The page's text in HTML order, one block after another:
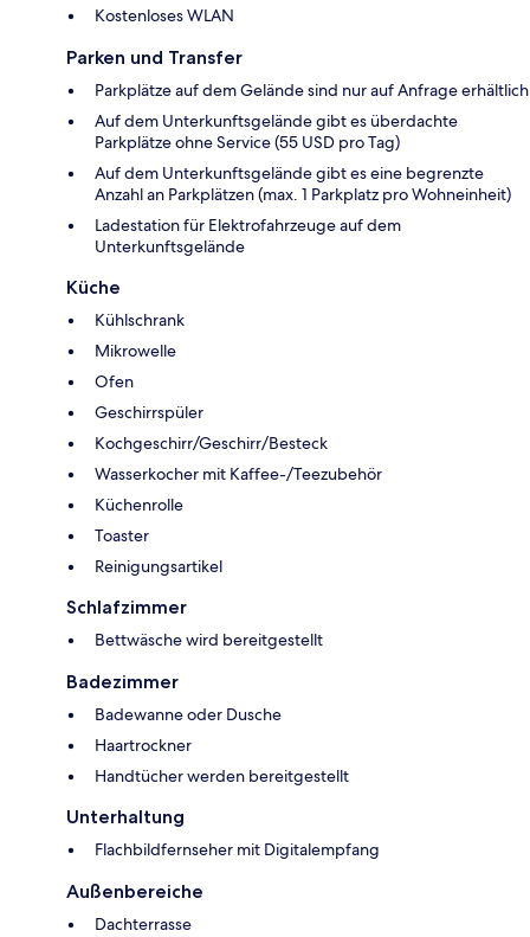
Kostenloses WLAN
Parken und Transfer
Parkplätze auf dem Gelände sind nur auf Anfrage erhältlich
Auf dem Unterkunftsgelände gibt es überdachte
Parkplätze ohne Service (55 USD pro Tag)
Auf dem Unterkunftsgelände gibt es eine begrenzte
Anzahl an Parkplätzen (max. 1 Parkplatz pro Wohneinheit)
Ladestation für Elektrofahrzeuge auf dem
Unterkunftsgelände
Küche
Kühlschrank
Mikrowelle
Ofen
Geschirrspüler
Kochgeschirr/Geschirr/Besteck
Wasserkocher mit Kaffee-/Teezubehör
Küchenrolle
Toaster
Reinigungsartikel
Schlafzimmer
Bettwäsche wird bereitgestellt
Badezimmer
Badewanne oder Dusche
Haartrockner
Handtücher werden bereitgestellt
Unterhaltung
Flachbildfernseher mit Digitalempfang
Außenbereiche
Dachterrasse